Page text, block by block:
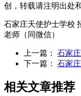
创，转载请注明出处
石家庄天使护士学校
老师（同微信）
上一篇： 石家
下一篇： 石家
相关文章推荐